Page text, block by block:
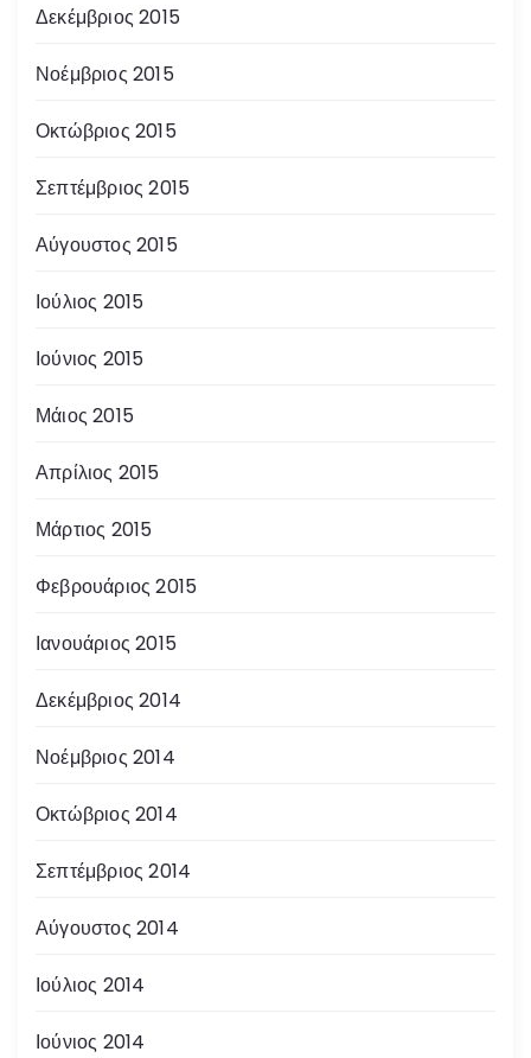
Δεκέμβριος 2015
Νοέμβριος 2015
Οκτώβριος 2015
Σεπτέμβριος 2015
Αύγουστος 2015
Ιούλιος 2015
Ιούνιος 2015
Μάιος 2015
Απρίλιος 2015
Μάρτιος 2015
Φεβρουάριος 2015
Ιανουάριος 2015
Δεκέμβριος 2014
Νοέμβριος 2014
Οκτώβριος 2014
Σεπτέμβριος 2014
Αύγουστος 2014
Ιούλιος 2014
Ιούνιος 2014